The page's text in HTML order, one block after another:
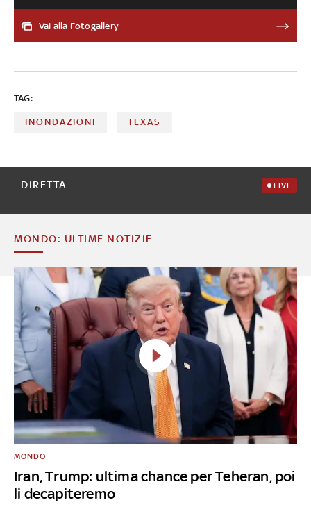
almeno 27 morti (18 adulti e nove bambini) e molti
dispersi. Si cercano diverse bimbe e ragazze di un campo
abbiamo sistema di allerta'. Messaggio di cordoglio di
Vai alla Fotogallery
TAG:
INONDAZIONI TEXAS
DIRETTA LIVE
MONDO: ULTIME NOTIZIE
Iran, Trump: ultima chance per Teheran, poi
li decapiteremo
MONDO